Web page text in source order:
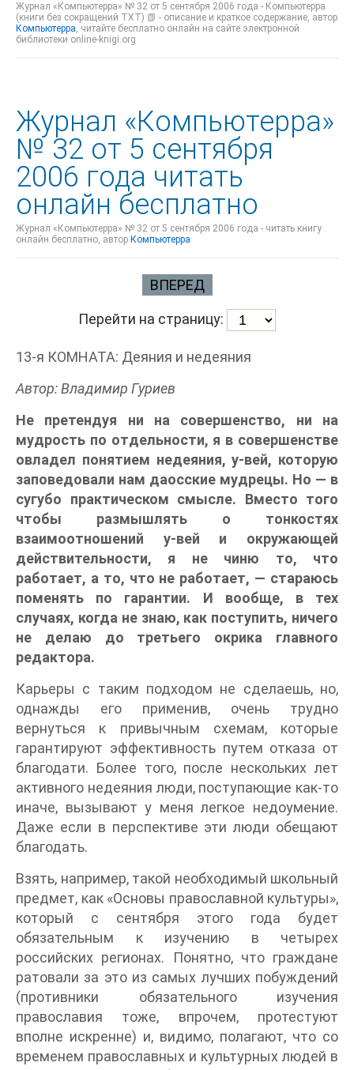
Журнал «Компьютерра» № 32 от 5 сентября 2006 года - Компьютерра
(книги без сокращений TXT) 📗 - описание и краткое содержание, автор
Компьютерра, читайте бесплатно онлайн на сайте электронной
библиотеки online-knigi.org
Журнал «Компьютерра»
№ 32 от 5 сентября
2006 года читать
онлайн бесплатно
Журнал «Компьютерра» № 32 от 5 сентября 2006 года - читать книгу
онлайн бесплатно, автор Компьютерра
ВПЕРЕД
Перейти на страницу:
13-я КОМНАТА: Деяния и недеяния
Автор: Владимир Гуриев
Не претендуя ни на совершенство, ни на
мудрость по отдельности, я в совершенстве
овладел понятием недеяния, у-вей, которую
заповедовали нам даосские мудрецы. Но — в
сугубо практическом смысле. Вместо того
чтобы размышлять о тонкостях
взаимоотношений у-вей и окружающей
действительности, я не чиню то, что
работает, а то, что не работает, — стараюсь
поменять по гарантии. И вообще, в тех
случаях, когда не знаю, как поступить, ничего
не делаю до третьего окрика главного
редактора.
Карьеры с таким подходом не сделаешь, но,
однажды его применив, очень трудно
вернуться к привычным схемам, которые
гарантируют эффективность путем отказа от
благодати. Более того, после нескольких лет
активного недеяния люди, поступающие как-то
иначе, вызывают у меня легкое недоумение.
Даже если в перспективе эти люди обещают
благодать.
Взять, например, такой необходимый школьный
предмет, как «Основы православной культуры»,
который с сентября этого года будет
обязательным к изучению в четырех
российских регионах. Понятно, что граждане
ратовали за это из самых лучших побуждений
(противники обязательного изучения
православия тоже, впрочем, протестуют
вполне искренне) и, видимо, полагают, что со
временем православных и культурных людей в